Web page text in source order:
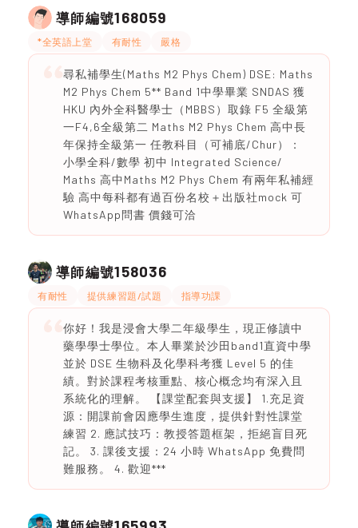
導師編號168059
*全英語上堂 有耐性 嚴格
尋私補學生(Maths M2 Phys Chem) DSE: Maths
M2 Phys Chem 5** Band 1中學畢業 SNDAS 獲
HKU 內外全科醫學士（MBBS）取錄 F5 全級第
一F4,6全級第二 Maths M2 Phys Chem 高中長
年保持全級第一 任教科目（可補底/Chur）：
小學全科/數學 初中 Integrated Science/
Maths 高中Maths M2 Phys Chem 有兩年私補經
驗 高中每科都有過百份名校＋出版社mock 可
WhatsApp問書 價錢可洽
導師編號158036
有耐性 提供練習題/試題 指導功課
你好！我是浸會大學二年級學生，現正修讀中
藥學學士學位。本人畢業於沙田band1直資中學
並於 DSE 生物科及化學科考獲 Level 5 的佳
績。對於課程考核重點、核心概念均有深入且
系統化的理解。 【課堂配套與支援】 1.充足資
源：開課前會因應學生進度，提供針對性課堂
練習 2. 應試技巧：教授答題框架，拒絕盲目死
記。 3. 課後支援：24 小時 WhatsApp 免費問
難服務。 4. 歡迎***